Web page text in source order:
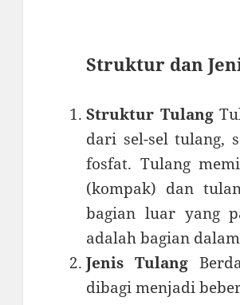
Struktur dan
Struktur Tulang
dari sel-sel tulang,
fosfat. Tulang
(kompak) dan
bagian luar yang
adalah bagian
Jenis Tulang
dibagi menjadi